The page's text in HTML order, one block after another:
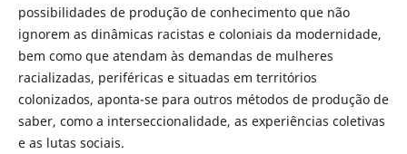
possibilidades de produção de conhecimento que não
ignorem as dinâmicas racistas e coloniais da modernidade,
bem como que atendam às demandas de mulheres
racializadas, periféricas e situadas em territórios
colonizados, aponta-se para outros métodos de produção de
saber, como a interseccionalidade, as experiências coletivas
e as lutas sociais.